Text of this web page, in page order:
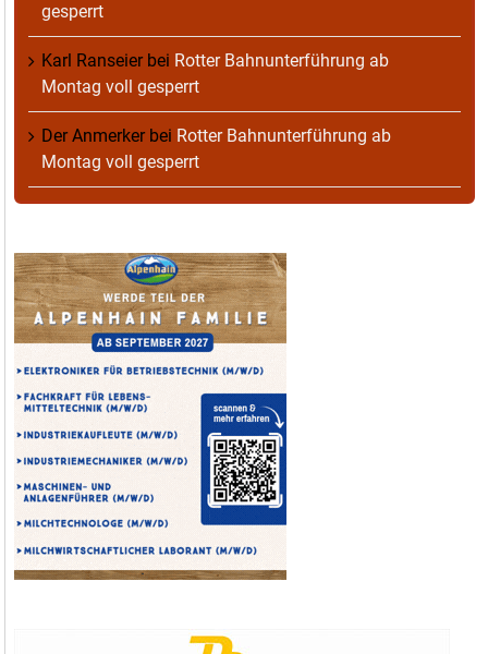
gesperrt
Karl Ranseierbei Rotter Bahnunterführung ab
Montag voll gesperrt
Der Anmerkerbei Rotter Bahnunterführung ab
Montag voll gesperrt